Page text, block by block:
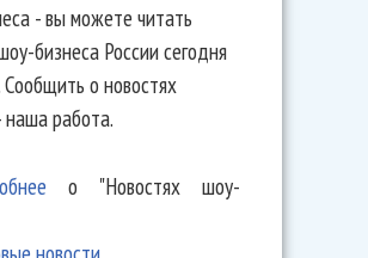
- вы можете читать
бизнеса России сегодня
Сообщить о новостях
наша работа.
о "Новостях шоу-